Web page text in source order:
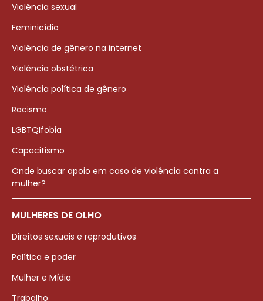
Violência sexual
Feminicídio
Violência de gênero na internet
Violência obstétrica
Violência política de gênero
Racismo
LGBTQIfobia
Capacitismo
Onde buscar apoio em caso de violência contra a
mulher?
MULHERES DE OLHO
Direitos sexuais e reprodutivos
Política e poder
Mulher e Mídia
Trabalho